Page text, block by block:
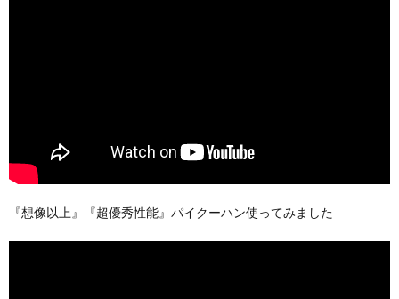
『想像以上』『超優秀性能』パイクーハン使ってみました